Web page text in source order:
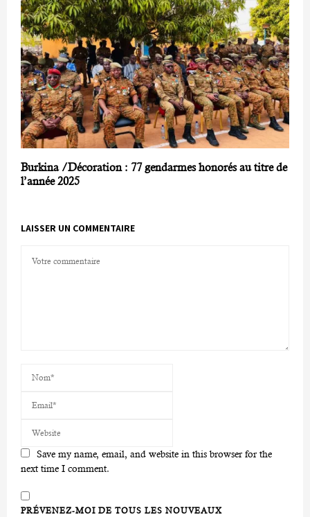
Burkina /Décoration : 77 gendarmes honorés au titre de
l’année 2025
LAISSER UN COMMENTAIRE
Save my name, email, and website in this browser for the
next time I comment.
PRÉVENEZ-MOI DE TOUS LES NOUVEAUX